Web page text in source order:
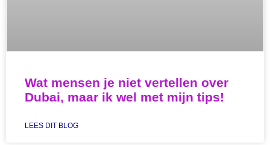
Wat mensen je niet vertellen over
Dubai, maar ik wel met mijn tips!
LEES DIT BLOG